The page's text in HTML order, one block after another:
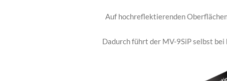
Auf hochreflektierenden
Dadurch führt der MV-9SiP selbst